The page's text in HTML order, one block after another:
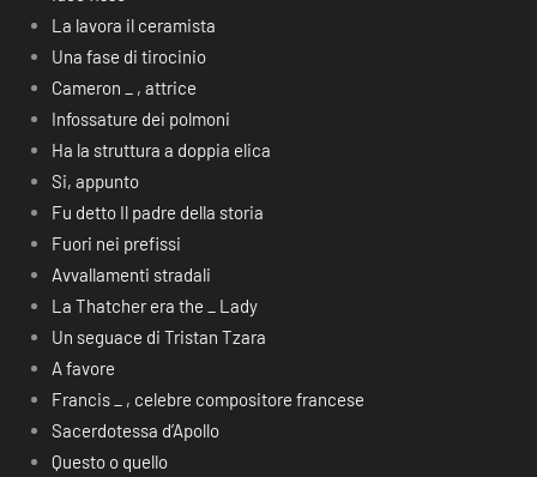
La lavora il ceramista
Una fase di tirocinio
Cameron _ , attrice
Infossature dei polmoni
Ha la struttura a doppia elica
Si, appunto
Fu detto Il padre della storia
Fuori nei prefissi
Avvallamenti stradali
La Thatcher era the _ Lady
Un seguace di Tristan Tzara
A favore
Francis _ , celebre compositore francese
Sacerdotessa d’Apollo
Questo o quello